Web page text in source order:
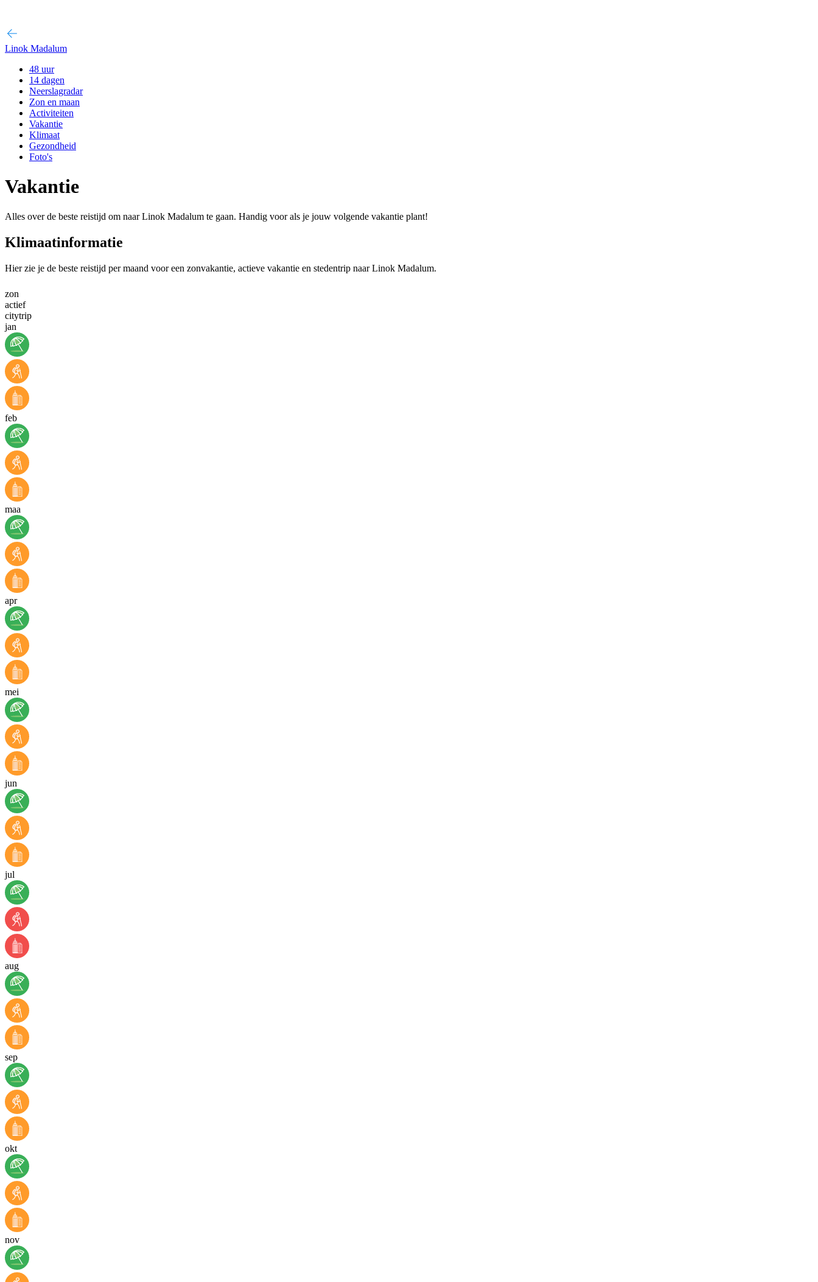
Linok Madalum
48 uur
14 dagen
Neerslagradar
Zon en maan
Activiteiten
Vakantie
Klimaat
Gezondheid
Foto's
Vakantie
Alles over de beste reistijd om naar Linok Madalum te gaan. Handig voor als je jouw volgende vakantie plant!
Klimaatinformatie
Hier zie je de beste reistijd per maand voor een zonvakantie, actieve vakantie en stedentrip naar Linok Madalum.
zon
actief
citytrip
jan
feb
maa
apr
mei
jun
jul
aug
sep
okt
nov